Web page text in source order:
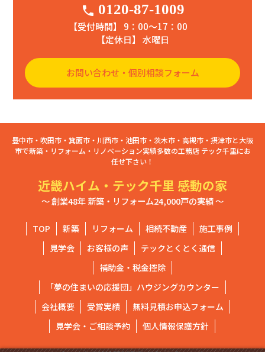
phone 0120-87-1009
【受付時間】 9：00〜17：00
【定休日】 水曜日
お問い合わせ・個別相談フォーム
豊中市・吹田市・箕面市・川西市・池田市・茨木市・高槻市・摂津市と大阪
市で新築・リフォーム・リノベーション実績多数の工務店 テック千里にお
任せ下さい！
近畿ハイム・テック千里 感動の家
～ 創業48年 新築・リフォーム24,000戸の実績 ～
TOP 新築 リフォーム 相続不動産
施工事例
見学会
お客様の声
テックとくとく通信
補助金・税金控除
「夢の住まいの応援団」ハウジングカウンター
会社概要
受賞実績
無料見積お申込フォーム
見学会・ご相談予約
個人情報保護方針